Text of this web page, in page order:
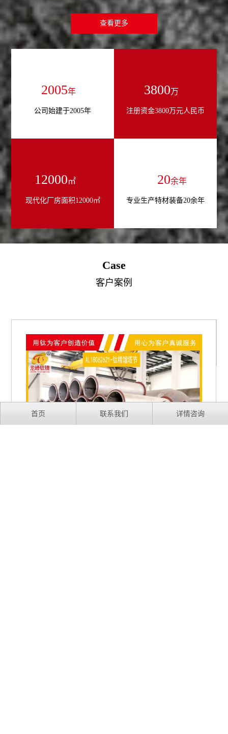
查看更多
2005年
公司始建于2005年
3800万
注册资金3800万元人民币
12000㎡
现代化厂房面积12000㎡
20余年
专业生产特材装备20余年
Case
客户案例
首页 联系我们 详情咨询